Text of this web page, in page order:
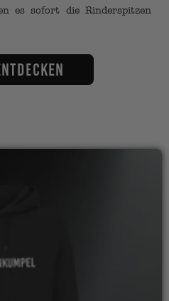
es sofort die Rinderspitzen